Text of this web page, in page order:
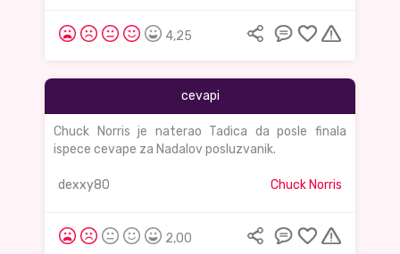
4,25
cevapi
Chuck Norris je naterao Tadica da posle finala
ispece cevape za Nadalov posluzvanik.
dexxy80 Chuck Norris
2,00